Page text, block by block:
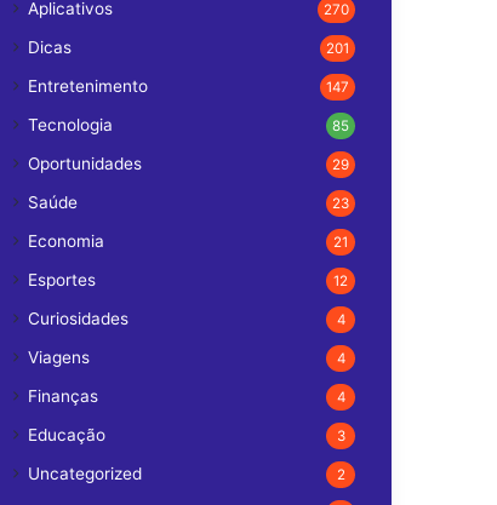
Aplicativos 270
Dicas 201
Entretenimento 147
Tecnologia 85
Oportunidades 29
Saúde 23
Economia 21
Esportes 12
Curiosidades 4
Viagens 4
Finanças 4
Educação 3
Uncategorized 2